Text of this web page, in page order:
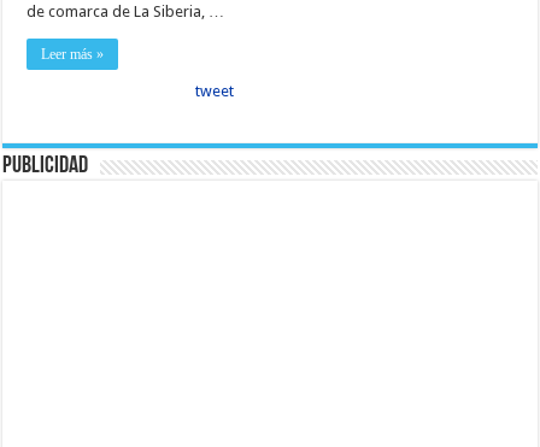
de comarca de La Siberia, …
Leer más »
tweet
Publicidad